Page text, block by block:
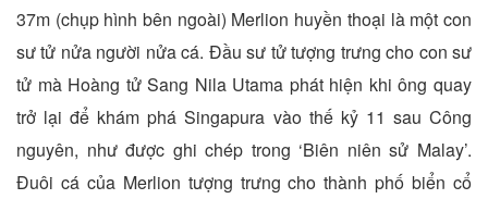
37m (chụp hình bên ngoài) Merlion huyền thoại là một con
sư tử nửa người nửa cá. Đầu sư tử tượng trưng cho con sư
tử mà Hoàng tử Sang Nila Utama phát hiện khi ông quay
trở lại để khám phá Singapura vào thế kỷ 11 sau Công
nguyên, như được ghi chép trong ‘Biên niên sử Malay’.
Đuôi cá của Merlion tượng trưng cho thành phố biển cổ